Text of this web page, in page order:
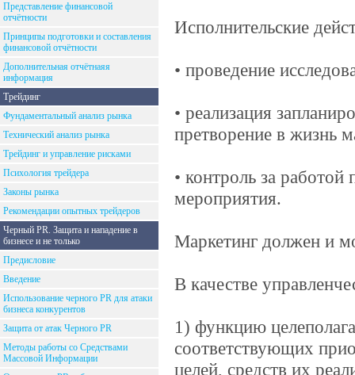
Представление финансовой
отчётности
Принципы подготовки и составления
финансовой отчётности
Дополнительная отчётнаяя
информация
Трейдинг
Фундаментальный анализ рынка
Технический анализ рынка
Трейдинг и управление рисками
Психология трейдера
Законы рынка
Рекомендации опытных трейдеров
Черный PR. Защита и нападение в
бизнесе и не только
Предисловие
Введение
Использование черного PR для атаки
бизнеса конкурентов
Защита от атак Черного PR
Методы работы со Средствами
Массовой Информации
Исполнительские
• проведение
• реализация
претворение в жизнь
• контроль за
мероприятия.
Маркетинг должен и
В качестве
1) функцию
соответствующих
целей, средств их